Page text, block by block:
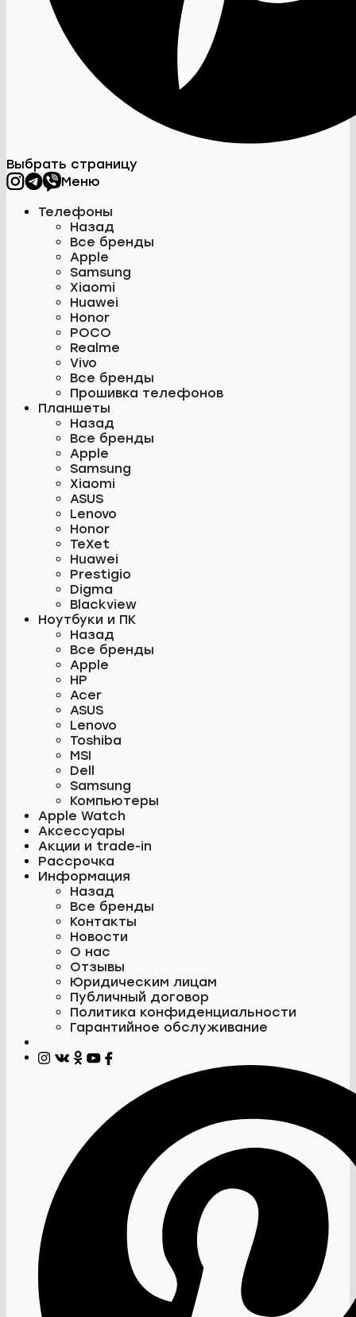
Выбрать страницу
Меню
Телефоны
Назад
Все бренды
Apple
Samsung
Xiaomi
Huawei
Honor
POCO
Realme
Vivo
Все бренды
Прошивка телефонов
Планшеты
Назад
Все бренды
Apple
Samsung
Xiaomi
ASUS
Lenovo
Honor
TeXet
Huawei
Prestigio
Digma
Blackview
Ноутбуки и ПК
Назад
Все бренды
Apple
HP
Acer
ASUS
Lenovo
Toshiba
MSI
Dell
Samsung
Компьютеры
Apple Watch
Аксессуары
Акции и trade-in
Рассрочка
Информация
Назад
Все бренды
Контакты
Новости
О нас
Отзывы
Юридическим лицам
Публичный договор
Политика конфиденциальности
Гарантийное обслуживание